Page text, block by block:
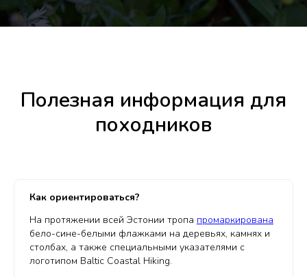
Полезная информация для
походников
Как ориентироваться?
На протяжении всей Эстонии тропа промаркирована
бело-сине-белыми флажками на деревьях, камнях и
столбах, а также специальными указателями с
логотипом Baltic Coastal Hiking.